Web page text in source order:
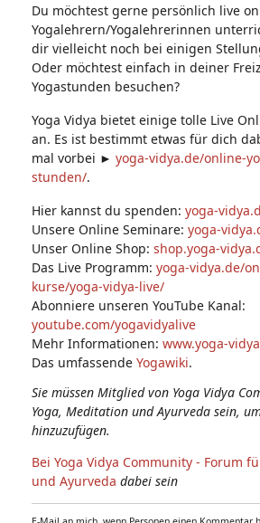
Du möchtest gerne persönlich live
Yogalehrern/Yogalehrerinnen
dir vielleicht noch bei einigen
Oder möchtest einfach in deiner
Yogastunden besuchen?
Yoga Vidya bietet einige tolle Live
an. Es ist bestimmt etwas für dich
mal vorbei ► yoga-vidya.de/online-
stunden/.
Hier kannst du spenden: yoga-
Unsere Online Seminare: yoga-
Unser Online Shop: shop.yoga-
Das Live Programm: yoga-vidya.de/
kurse/yoga-vidya-live/
Abonniere unseren YouTube Kanal:
youtube.com/yogavidyalive
Mehr Informationen: www.yoga-
Das umfassende Yogawiki.
Sie müssen Mitglied von Yoga Vidya
Yoga, Meditation und Ayurveda sein,
hinzuzufügen.
Bei Yoga Vidya Community - Forum
und Ayurveda dabei sein